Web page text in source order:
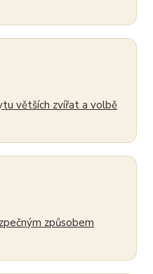
větších zvířat a volbě
způsobem